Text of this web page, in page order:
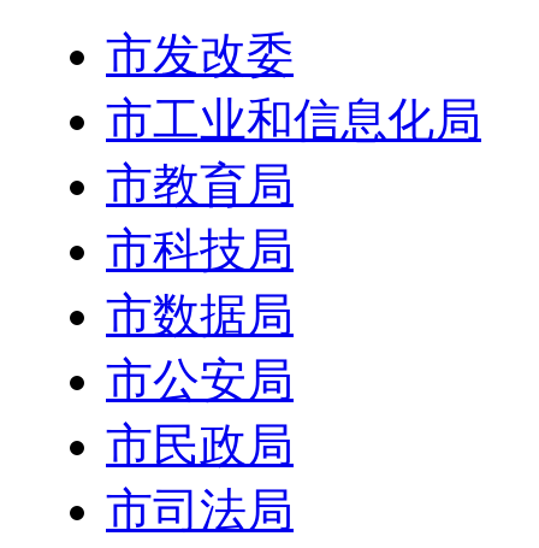
市发改委
市工业和信息化局
市教育局
市科技局
市数据局
市公安局
市民政局
市司法局